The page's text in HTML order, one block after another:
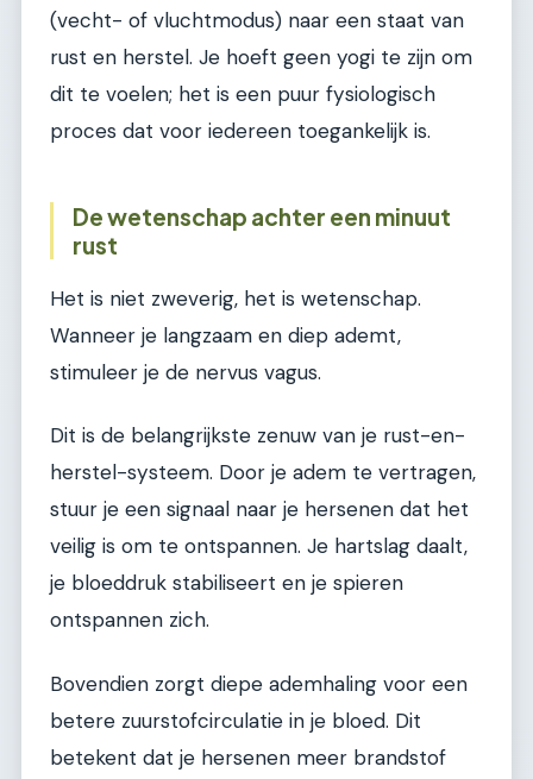
(vecht- of vluchtmodus) naar een staat van
rust en herstel. Je hoeft geen yogi te zijn om
dit te voelen; het is een puur fysiologisch
proces dat voor iedereen toegankelijk is.
De wetenschap achter een minuut
rust
Het is niet zweverig, het is wetenschap.
Wanneer je langzaam en diep ademt,
stimuleer je de nervus vagus.
Dit is de belangrijkste zenuw van je rust-en-
herstel-systeem. Door je adem te vertragen,
stuur je een signaal naar je hersenen dat het
veilig is om te ontspannen. Je hartslag daalt,
je bloeddruk stabiliseert en je spieren
ontspannen zich.
Bovendien zorgt diepe ademhaling voor een
betere zuurstofcirculatie in je bloed. Dit
betekent dat je hersenen meer brandstof